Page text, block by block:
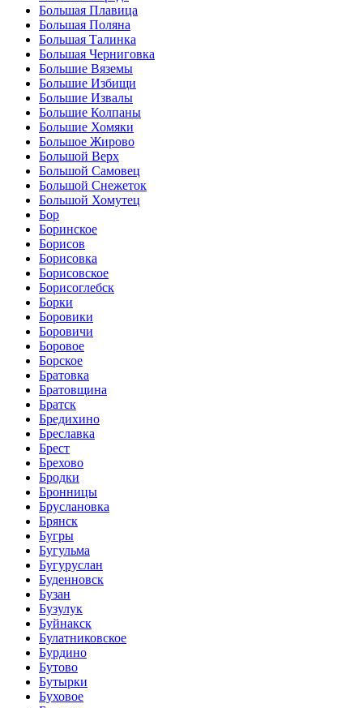
Большая Плавица
Большая Поляна
Большая Талинка
Большая Черниговка
Большие Вяземы
Большие Избищи
Большие Извалы
Большие Колпаны
Большие Хомяки
Большое Жирово
Большой Верх
Большой Самовец
Большой Снежеток
Большой Хомутец
Бор
Боринское
Борисов
Борисовка
Борисовское
Борисоглебск
Борки
Боровики
Боровичи
Боровое
Борское
Братовка
Братовщина
Братск
Бредихино
Бреславка
Брест
Брехово
Бродки
Бронницы
Бруслановка
Брянск
Бугры
Бугульма
Бугуруслан
Буденновск
Бузан
Бузулук
Буйнакск
Булатниковское
Бурдино
Бутово
Бутырки
Буховое